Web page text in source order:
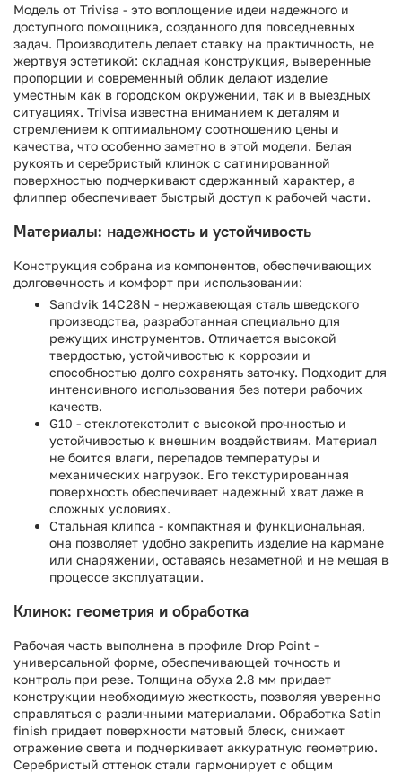
Модель от Trivisa - это воплощение идеи надежного и
доступного помощника, созданного для повседневных
задач. Производитель делает ставку на практичность, не
жертвуя эстетикой: складная конструкция, выверенные
пропорции и современный облик делают изделие
уместным как в городском окружении, так и в выездных
ситуациях. Trivisa известна вниманием к деталям и
стремлением к оптимальному соотношению цены и
качества, что особенно заметно в этой модели. Белая
рукоять и серебристый клинок с сатинированной
поверхностью подчеркивают сдержанный характер, а
флиппер обеспечивает быстрый доступ к рабочей части.
Материалы: надежность и устойчивость
Конструкция собрана из компонентов, обеспечивающих
долговечность и комфорт при использовании:
Sandvik 14C28N - нержавеющая сталь шведского
производства, разработанная специально для
режущих инструментов. Отличается высокой
твердостью, устойчивостью к коррозии и
способностью долго сохранять заточку. Подходит для
интенсивного использования без потери рабочих
качеств.
G10 - стеклотекстолит с высокой прочностью и
устойчивостью к внешним воздействиям. Материал
не боится влаги, перепадов температуры и
механических нагрузок. Его текстурированная
поверхность обеспечивает надежный хват даже в
сложных условиях.
Стальная клипса - компактная и функциональная,
она позволяет удобно закрепить изделие на кармане
или снаряжении, оставаясь незаметной и не мешая в
процессе эксплуатации.
Клинок: геометрия и обработка
Рабочая часть выполнена в профиле Drop Point -
универсальной форме, обеспечивающей точность и
контроль при резе. Толщина обуха 2.8 мм придает
конструкции необходимую жесткость, позволяя уверенно
справляться с различными материалами. Обработка Satin
finish придает поверхности матовый блеск, снижает
отражение света и подчеркивает аккуратную геометрию.
Серебристый оттенок стали гармонирует с общим